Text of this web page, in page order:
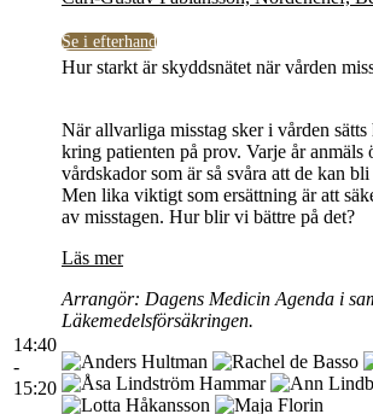
Se i efterhand
14:40
-
15:20
Hur starkt är skyddsnätet när vården
När allvarliga misstag sker i vården sätts
kring patienten på prov. Varje år anmäls
vårdskador som är så svåra att de kan
Men lika viktigt som ersättning är att
av misstagen. Hur blir vi bättre på det?
Läs mer
Arrangör: Dagens Medicin Agenda i
Läkemedelsförsäkringen.